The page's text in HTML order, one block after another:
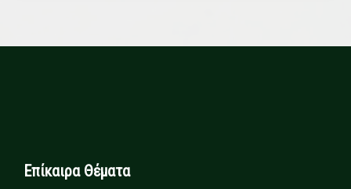
Επίκαιρα Θέματα